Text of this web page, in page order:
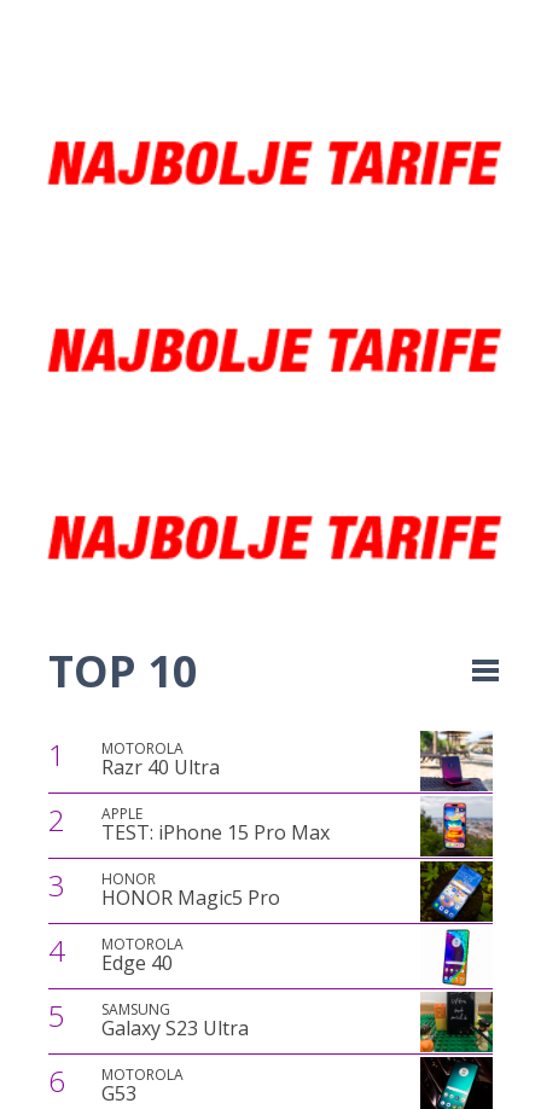
TOP 10
1 MOTOROLA
Razr 40 Ultra
2 APPLE
TEST: iPhone 15 Pro Max
3 HONOR
HONOR Magic5 Pro
4 MOTOROLA
Edge 40
5 SAMSUNG
Galaxy S23 Ultra
6 MOTOROLA
G53